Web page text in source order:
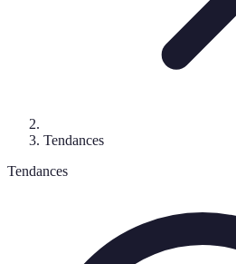
Tendances
Tendances